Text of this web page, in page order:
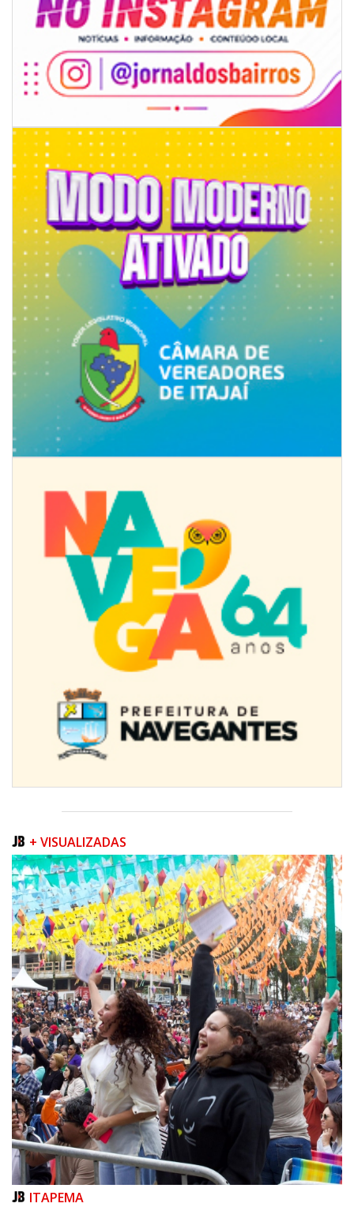
07/08/2026 | 07:00
Ambiental reforça descarte sustentável com envio de 330 quilos de
GERAL
07/08/2026 | 07:00
Jordan Hang leva estratégias de marketing e vendas ao InspiraBQ, em
ITAPEMA
07/08/2026 | 07:00
Prefeitura de Itapema segue com credenciamento aberto para artistas e
produtores culturais
ITAPEMA
+ VISUALIZADAS
ITAPEMA